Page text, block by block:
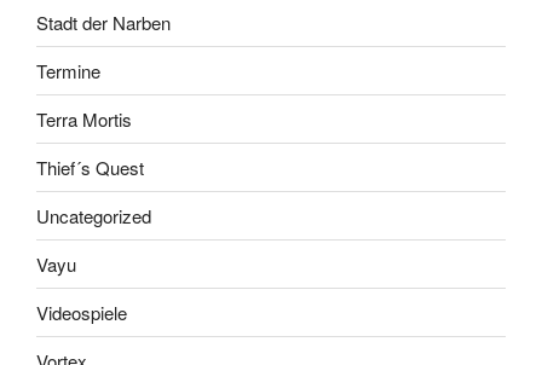
Stadt der Narben
Termine
Terra Mortis
Thief´s Quest
Uncategorized
Vayu
Videospiele